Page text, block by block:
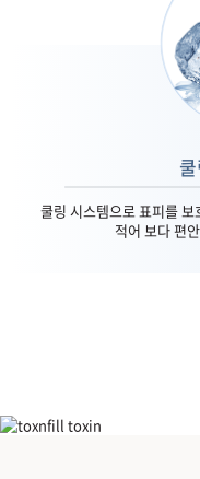
쿨링 시스템으로 표피를
적어 보다 편